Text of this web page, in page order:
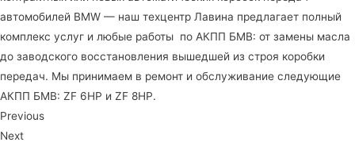
автомобилей BMW — наш техцентр Лавина предлагает полный
комплекс услуг и любые работы по АКПП БМВ: от замены масла
до заводского восстановления вышедшей из строя коробки
передач. Мы принимаем в ремонт и обслуживание следующие
АКПП БМВ: ZF 6HP и ZF 8HP.
Previous
Next